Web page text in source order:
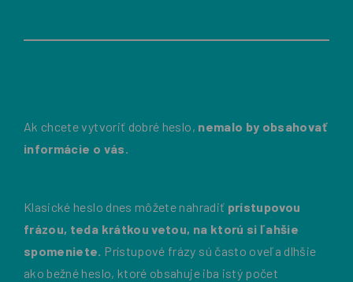
Ak chcete vytvoriť dobré heslo, nemalo by obsahovať
informácie o vás.
Klasické heslo dnes môžete nahradiť prístupovou
frázou, teda krátkou vetou, na ktorú si ľahšie
spomeniete. Prístupové frázy sú často oveľa dlhšie
ako bežné heslo, ktoré obsahuje iba istý počet